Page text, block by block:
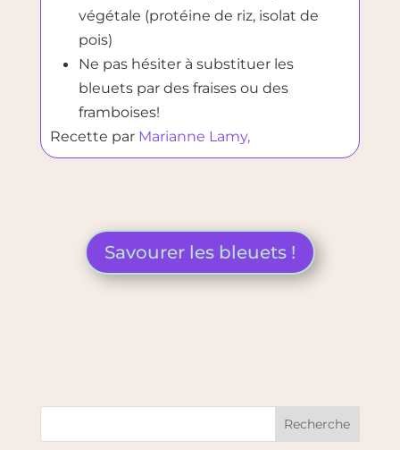
végétale (protéine de riz, isolat de
pois)
Ne pas hésiter à substituer les
bleuets par des fraises ou des
framboises!
Recette par Marianne Lamy,
Savourer les bleuets !
Recherche